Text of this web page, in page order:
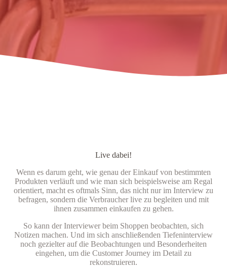
Live dabei!
Wenn es darum geht, wie genau der Einkauf von bestimmten
Produkten verläuft und wie man sich beispielsweise am Regal
orientiert, macht es oftmals Sinn, das nicht nur im Interview zu
befragen, sondern die Verbraucher live zu begleiten und mit
ihnen zusammen einkaufen zu gehen.
So kann der Interviewer beim Shoppen beobachten, sich
Notizen machen. Und im sich anschließenden Tiefeninterview
noch gezielter auf die Beobachtungen und Besonderheiten
eingehen, um die Customer Journey im Detail zu
rekonstruieren.